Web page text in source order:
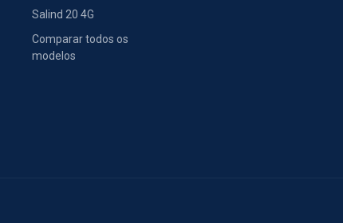
Salind 20 4G
Comparar todos os
modelos